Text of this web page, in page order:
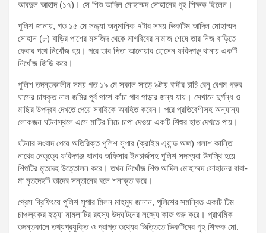
আবদুল আহাদ (১৭)। সে শিশু আদিল মোহাম্মদ সোহানের গৃহ শিক্ষক ছিলেন।
পুলিশ জানায়, গত ১৫ মে সন্ধ্যা অনুমানিক ৭টার সময় ভিকটিম আদিল মোহাম্মদ
সোহান (৮) বাড়ির পাশের মসজিদ থেকে মাগরিবের নামাজ শেষে তার নিজ বাড়িতে
ফেরার পথে নিখোঁজ হয়। পরে তার পিতা আনোয়ার হোসেন ফরিদগঞ্ছ থানায় একটি
নিখোঁজ জিডি করে।
পুলিশ তদন্তকালীন সময় গত ১৯ মে সকাল সাড়ে ৯টায় বাদীর চাচি রেনু বেগম গরুর
ঘাসের চাষকৃত নাল জমির পূর্ব পাশে কাঁচা গাব পাড়ার জন্য যায়। সেখানে দুর্গন্ধ ও
মাছির উপদ্রব দেখতে পেয়ে সবাইকে অবহিত করেন। পরে প্রতিবেশীসহ অন্যান্য
লোকজন ঘটনাস্থলে এসে মাটির নিচে চাপা দেওয়া একটি শিশুর হাত দেখতে পায়।
ঘটনার সংবাদ পেয়ে অতিরিক্ত পুলিশ সুপার (ক্রাইম এ্যান্ড অপ্স) পলাশ কান্তি
নাথের নেতৃত্বে ফরিদগঞ্জ থানার অফিসার ইনচার্জসহ পুলিশ সদস্যরা উপস্থি হয়ে
শিশুটির মৃতদেহ উত্তোলন করে। তখন নিখোঁজ শিশু আদিল মোহাম্মদ সোহানের বাবা-
মা মৃতদেহটি তাদের সন্তানের বলে শনাক্ত করে।
প্রেস ব্রিফিংয়ে পুলিশ সুপার মিলন মাহমুদ জানান, পুলিশের সমন্বিত একটি টিম
চাঞ্চল্যকর হত্যা মামলাটির রহস্য উদঘাটনের লক্ষ্যে কাজ শুরু করে। প্রাথমিক
তদন্তকালে তথ্যপ্রযুক্তি ও প্রাপ্ত তথ্যের ভিত্তিতে ভিকটিমের গৃহ শিক্ষক মো.